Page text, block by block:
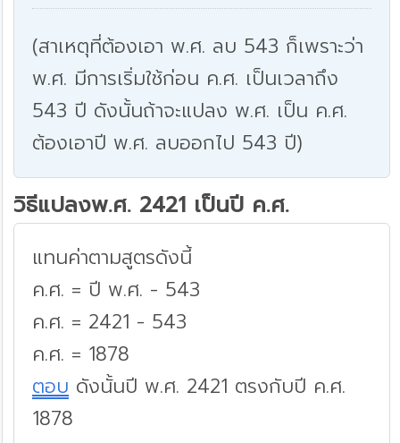
(สาเหตุที่ต้องเอา พ.ศ. ลบ 543 ก็เพราะว่า
พ.ศ. มีการเริ่มใช้ก่อน ค.ศ. เป็นเวลาถึง
543 ปี ดังนั้นถ้าจะแปลง พ.ศ. เป็น ค.ศ.
ต้องเอาปี พ.ศ. ลบออกไป 543 ปี)
วิธีแปลงพ.ศ. 2421 เป็นปี ค.ศ.
แทนค่าตามสูตรดังนี้
ค.ศ. = ปี พ.ศ. - 543
ค.ศ. = 2421 - 543
ค.ศ. = 1878
ตอบ ดังนั้นปี พ.ศ. 2421 ตรงกับปี ค.ศ.
1878